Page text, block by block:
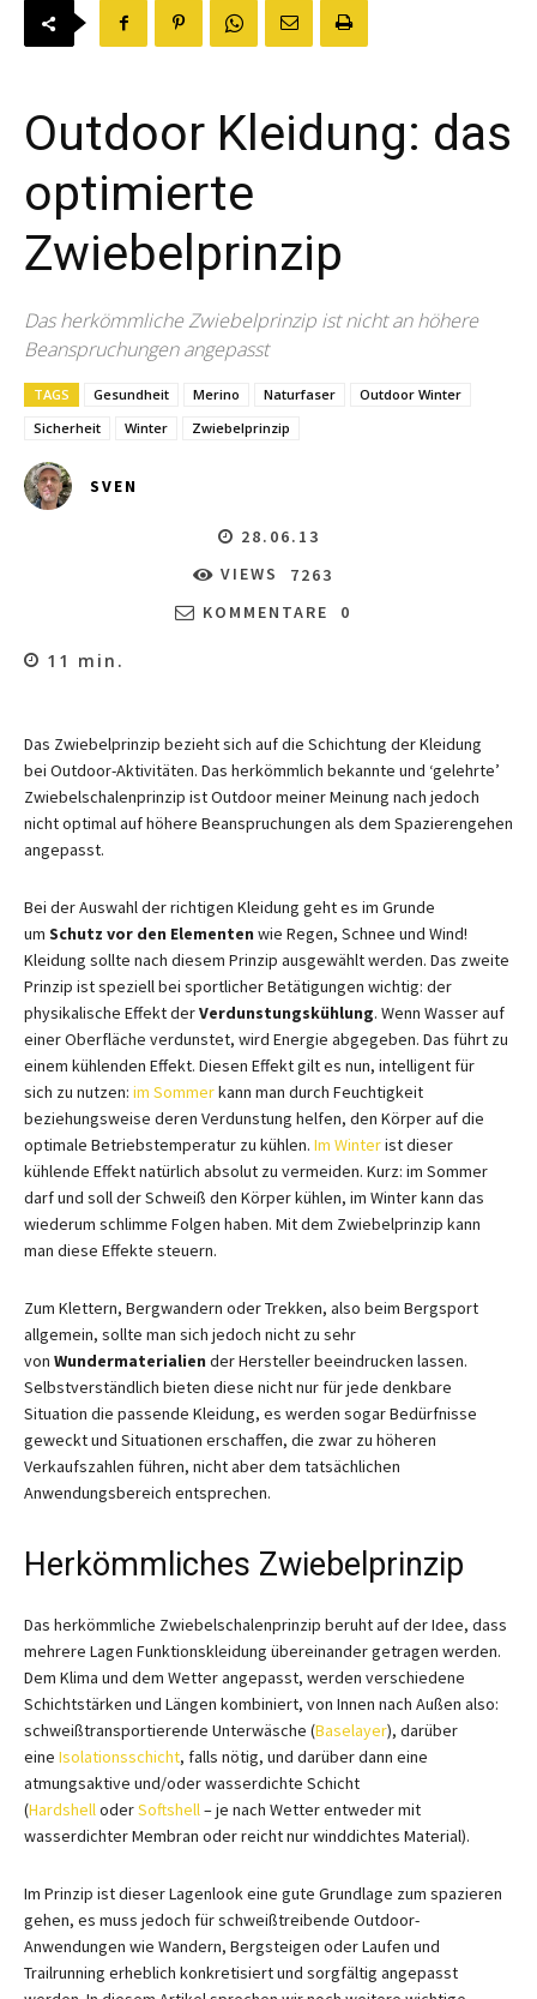
Outdoor Kleidung: das
optimierte
Zwiebelprinzip
Das herkömmliche Zwiebelprinzip ist nicht an höhere
Beanspruchungen angepasst
TAGS Gesundheit Merino Naturfaser
Outdoor Winter
Sicherheit
Winter Zwiebelprinzip
SVEN
28.06.13
VIEWS
7263
KOMMENTARE
0
11 min.
Das Zwiebelprinzip bezieht sich auf die Schichtung der Kleidung
bei Outdoor-Aktivitäten. Das herkömmlich bekannte und ‘gelehrte’
Zwiebelschalenprinzip ist Outdoor meiner Meinung nach jedoch
nicht optimal auf höhere Beanspruchungen als dem Spazierengehen
angepasst.
Bei der Auswahl der richtigen Kleidung geht es im Grunde
um Schutz vor den Elementen wie Regen, Schnee und Wind!
Kleidung sollte nach diesem Prinzip ausgewählt werden. Das zweite
Prinzip ist speziell bei sportlicher Betätigungen wichtig: der
physikalische Effekt derVerdunstungskühlung. Wenn Wasser auf
einer Oberfläche verdunstet, wird Energie abgegeben. Das führt zu
einem kühlenden Effekt. Diesen Effekt gilt es nun, intelligent für
sich zu nutzen: im Sommerkann man durch Feuchtigkeit
beziehungsweise deren Verdunstung helfen, den Körper auf die
optimale Betriebstemperatur zu kühlen. Im Winterist dieser
kühlende Effekt natürlich absolut zu vermeiden. Kurz: im Sommer
darf und soll der Schweiß den Körper kühlen, im Winter kann das
wiederum schlimme Folgen haben. Mit dem Zwiebelprinzip kann
man diese Effekte steuern.
Zum Klettern, Bergwandern oder Trekken, also beim Bergsport
allgemein, sollte man sich jedoch nicht zu sehr
von Wundermaterialien der Hersteller beeindrucken lassen.
Selbstverständlich bieten diese nicht nur für jede denkbare
Situation die passende Kleidung, es werden sogar Bedürfnisse
geweckt und Situationen erschaffen, die zwar zu höheren
Verkaufszahlen führen, nicht aber dem tatsächlichen
Anwendungsbereich entsprechen.
Herkömmliches Zwiebelprinzip
Das herkömmliche Zwiebelschalenprinzip beruht auf der Idee, dass
mehrere Lagen Funktionskleidung übereinander getragen werden.
Dem Klima und dem Wetter angepasst, werden verschiedene
Schichtstärken und Längen kombiniert, von Innen nach Außen also:
schweißtransportierende Unterwäsche (Baselayer), darüber
eine Isolationsschicht, falls nötig, und darüber dann eine
atmungsaktive und/oder wasserdichte Schicht
(HardshelloderSoftshell– je nach Wetter entweder mit
wasserdichter Membran oder reicht nur winddichtes Material).
Im Prinzip ist dieser Lagenlook eine gute Grundlage zum spazieren
gehen, es muss jedoch für schweißtreibende Outdoor-
Anwendungen wie Wandern, Bergsteigen oder Laufen und
Trailrunning erheblich konkretisiert und sorgfältig angepasst